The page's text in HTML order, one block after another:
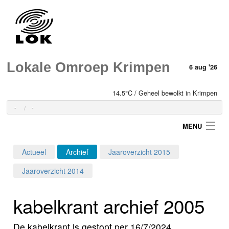
Lokale Omroep Krimpen 6 aug '26
14.5°C / Geheel bewolkt in Krimpen
- -
MENU
Programma's
Actueel Archief
Jaaroverzicht 2015
Jaaroverzicht 2014
kabelkrant archief 2005